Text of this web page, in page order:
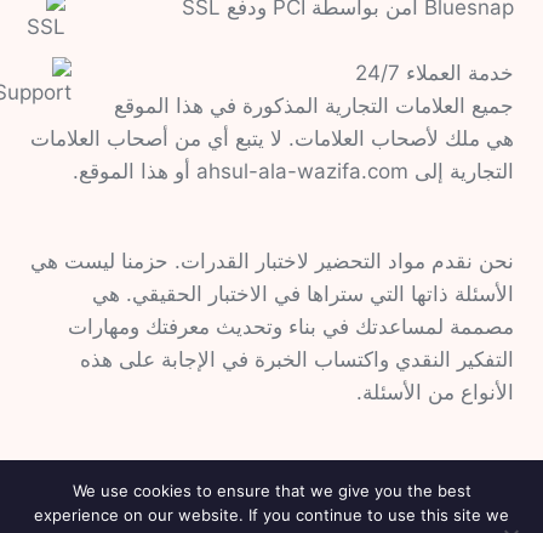
Bluesnap آمن بواسطة PCI ودفع SSL
خدمة العملاء 24/7
جميع العلامات التجارية المذكورة في هذا الموقع
هي ملك لأصحاب العلامات. لا يتبع أي من أصحاب العلامات
التجارية إلى ahsul-ala-wazifa.com أو هذا الموقع.
نحن نقدم مواد التحضير لاختبار القدرات. حزمنا ليست هي
الأسئلة ذاتها التي ستراها في الاختبار الحقيقي. هي
مصممة لمساعدتك في بناء وتحديث معرفتك ومهارات
التفكير النقدي واكتساب الخبرة في الإجابة على هذه
الأنواع من الأسئلة.
We use cookies to ensure that we give you the best
experience on our website. If you continue to use this site we